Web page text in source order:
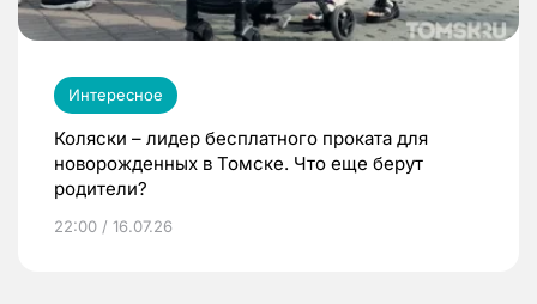
Интересное
Коляски – лидер бесплатного проката для
новорожденных в Томске. Что еще берут
родители?
22:00 / 16.07.26